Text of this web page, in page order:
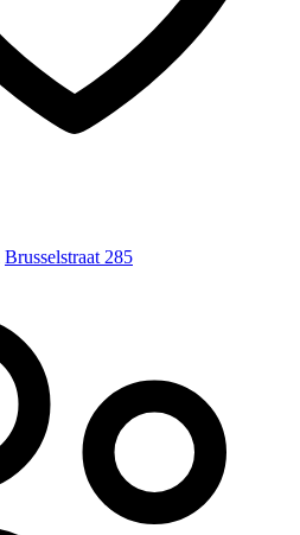
Brusselstraat 285